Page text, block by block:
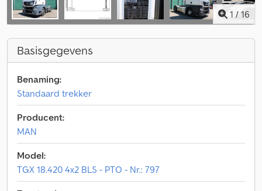
1 / 16
Basisgegevens
Benaming:
Standaard trekker
Producent:
MAN
Model:
TGX 18.420 4x2 BLS - PTO - Nr.: 797